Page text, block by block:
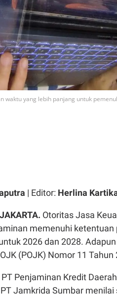
waktu yang lebih panjang untuk
| Editor: Herlina
Otoritas Jasa
memenuhi
2026 dan 2028.
(POJK) Nomor 11 Tahun
Penjaminan Kredit
Jamkrida Sumbar